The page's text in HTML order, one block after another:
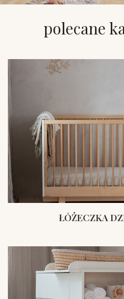
polecane
ŁÓŻECZKA